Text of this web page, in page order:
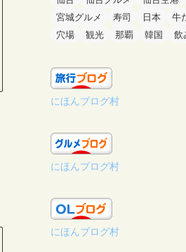
宮城グルメ
寿司 日本 牛
穴場
観光 那覇 韓国 飲
にほんブログ村
にほんブログ村
にほんブログ村